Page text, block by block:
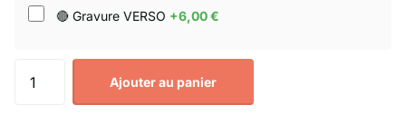
🔴 Gravure VERSO +6,00 €
Ajouter au panier